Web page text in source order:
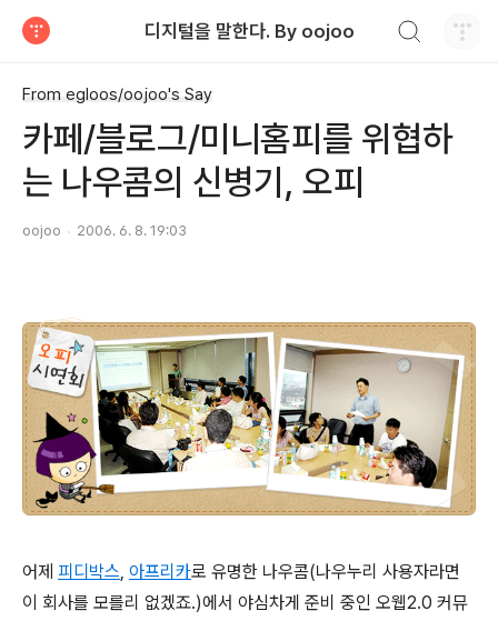
디지털을 말한다. By oojoo
From egloos/oojoo's Say
카페/블로그/미니홈피를 위협하
는 나우콤의 신병기, 오피
oojoo 2006. 6. 8. 19:03
어제 피디박스 아프리카로 유명한 나우콤(나우누리 사용자라면
이 회사를 모를리 없겠죠.)에서 야심차게 준비 중인 오웹2.0 커뮤